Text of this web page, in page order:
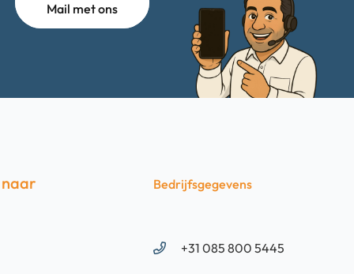
Mail met ons
naar Bedrijfsgegevens
+31 085 800 5445